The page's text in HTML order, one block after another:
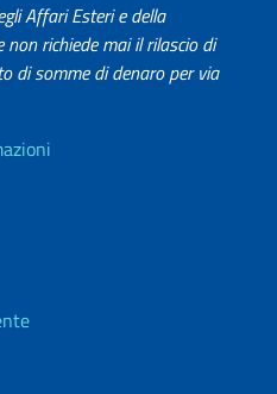
Affari Esteri e della
richiede mai il rilascio di
di somme di denaro per via